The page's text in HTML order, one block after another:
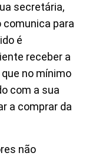
secretária,
comunica para
é
receber a
no mínimo
com a sua
a comprar da
não